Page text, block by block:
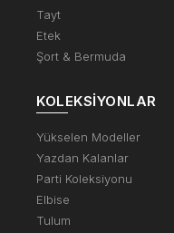
Tayt
Etek
Şort & Bermuda
KOLEKSIYONLAR
Yükselen Modeller
Yazdan Kalanlar
Parti Koleksiyonu
Elbise
Tulum